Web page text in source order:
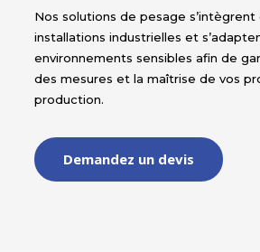
Nos solutions de pesage s’intègrent
installations industrielles et
environnements sensibles afin de
des mesures et la maîtrise de vos
production.
Demandez un devis